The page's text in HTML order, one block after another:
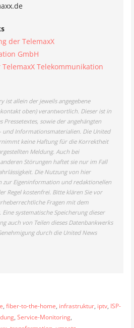
der TelemaxX
GmbH
Telekommunikation
ist allein der jeweils angegebene
oben) verantwortlich. Dieser ist in
Pressetextes, sowie der angehängten
und Informationsmaterialien. Die United
keine Haftung für die Korrektheit
Meldung. Auch bei
Störungen haftet sie nur im Fall
Die Nutzung von hier
Eigeninformation und redaktionellen
Regel kostenfrei. Bitte klären Sie vor
Fragen mit dem
Eine systematische Speicherung dieser
auch von Teilen dieses Datenbankwerks
durch die United News
, fiber-to-the-home, infrastruktur, iptv, ISP-
, Service-Monitoring,